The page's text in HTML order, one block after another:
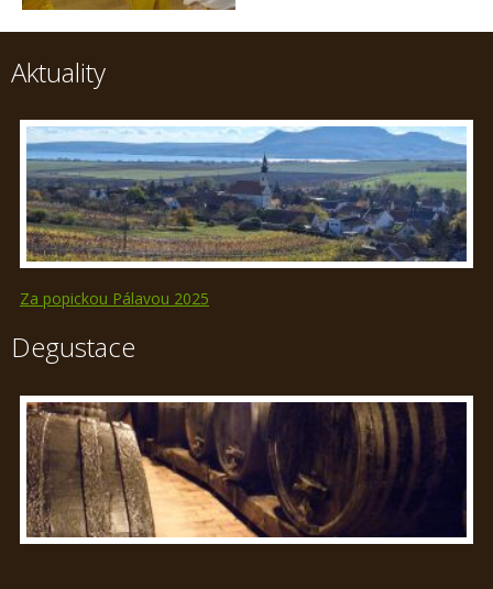
Aktuality
Za popickou Pálavou 2025
Degustace